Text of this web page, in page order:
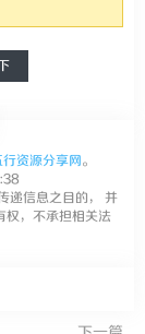
行资源分享网。
递信息之目的， 并
权，不承担相关法